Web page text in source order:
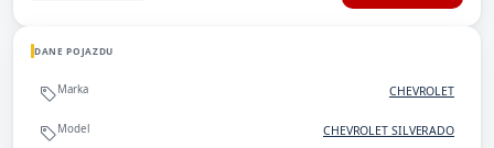
DANE POJAZDU
Marka CHEVROLET
Model CHEVROLET SILVERADO